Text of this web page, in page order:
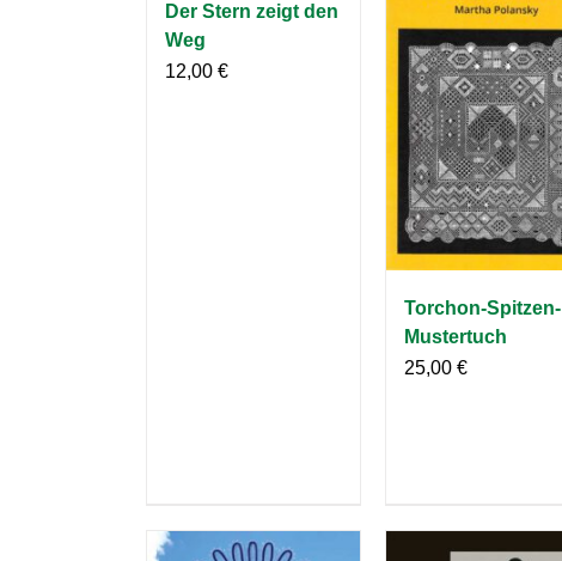
Der Stern zeigt den
Weg
12,00 €
Torchon-Spitzen-
Mustertuch
25,00€